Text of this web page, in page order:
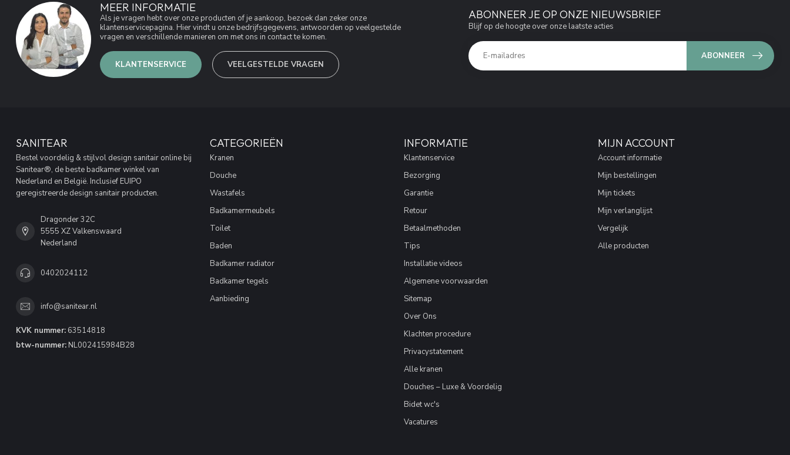
MEER INFORMATIE
Als je vragen hebt over onze producten of je aankoop, bezoek dan zeker onze
klantenservicepagina. Hier vindt u onze bedrijfsgegevens, antwoorden op veelgestelde
vragen en verschillende manieren om met ons in contact te komen.
KLANTENSERVICE VEELGESTELDE VRAGEN
ABONNEER JE OP ONZE NIEUWSBRIEF
Blijf op de hoogte over onze laatste acties
ABONNEER
SANITEAR
Bestel voordelig & stijlvol design sanitair online bij
Sanitear®, de beste badkamer winkel van
Nederland en België. Inclusief EUIPO
geregistreerde design sanitair producten.
Dragonder 32C
5555 XZ Valkenswaard
Nederland
0402024112
info@sanitear.nl
KVK nummer: 63514818
btw-nummer: NL002415984B28
CATEGORIEËN
Kranen
Douche
Wastafels
Badkamermeubels
Toilet
Baden
Badkamer radiator
Badkamer tegels
Aanbieding
INFORMATIE
Klantenservice
Bezorging
Garantie
Retour
Betaalmethoden
Tips
Installatie videos
Algemene voorwaarden
Sitemap
Over Ons
Klachten procedure
Privacystatement
Alle kranen
Douches – Luxe & Voordelig
Bidet wc's
Vacatures
MIJN ACCOUNT
Account informatie
Mijn bestellingen
Mijn tickets
Mijn verlanglijst
Vergelijk
Alle producten